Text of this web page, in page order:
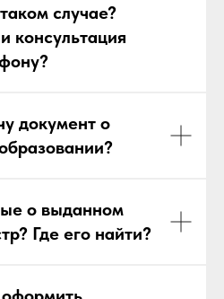
случае?
консультация
документ о
о выданном
Где его найти?